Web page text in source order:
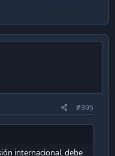
#395
internacional, debe